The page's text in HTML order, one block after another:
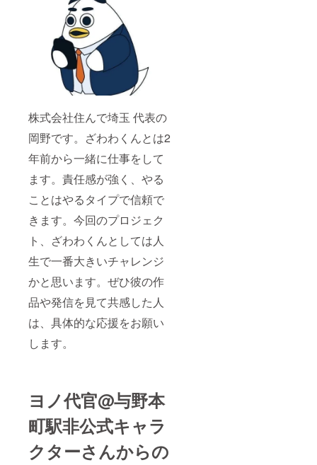
株式会社住んで埼玉 代表の
岡野です。ざわわくんとは2
年前から一緒に仕事をして
ます。責任感が強く、やる
ことはやるタイプで信頼で
きます。今回のプロジェク
ト、ざわわくんとしては人
生で一番大きいチャレンジ
かと思います。ぜひ彼の作
品や発信を見て共感した人
は、具体的な応援をお願い
します。
ヨノ代官@与野本
町駅非公式キャラ
クターさんからの